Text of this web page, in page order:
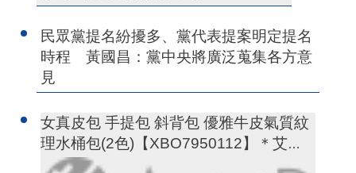
民眾黨提名紛擾多、黨代表提案明定提名
時程 黃國昌：黨中央將廣泛蒐集各方意
見
女真皮包 手提包 斜背包 優雅牛皮氣質紋
理水桶包(2色)【XBO7950112】＊艾美
時尚(現+預)